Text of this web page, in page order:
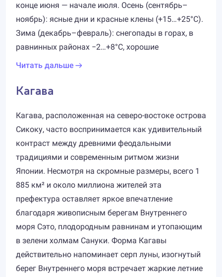
конце июня — начале июля. Осень (сентябрь–
ноябрь): ясные дни и красные клены (+15…+25°C).
Зима (декабрь–февраль): снегопады в горах, в
равнинных районах −2…+8°C, хорошие
Читать дальше
Кагава
Кагава, расположенная на северо-востоке острова
Сикоку, часто воспринимается как удивительный
контраст между древними феодальными
традициями и современным ритмом жизни
Японии. Несмотря на скромные размеры, всего 1
885 км² и около миллиона жителей эта
префектура оставляет яркое впечатление
благодаря живописным берегам Внутреннего
моря Сэто, плодородным равнинам и утопающим
в зелени холмам Сануки. Форма Кагавы
действительно напоминает серп луны, изогнутый
берег Внутреннего моря встречает жаркие летние